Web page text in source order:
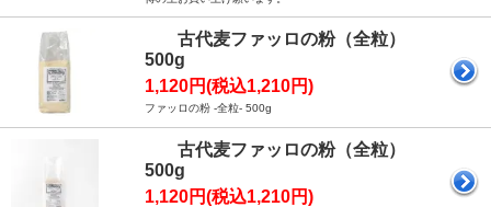
古代麦ファッロの粉（全粒）
500g
1,120円(税込1,210円)
ファッロの粉 -全粒- 500g
古代麦ファッロの粉（全粒）
500g
1,120円(税込1,210円)